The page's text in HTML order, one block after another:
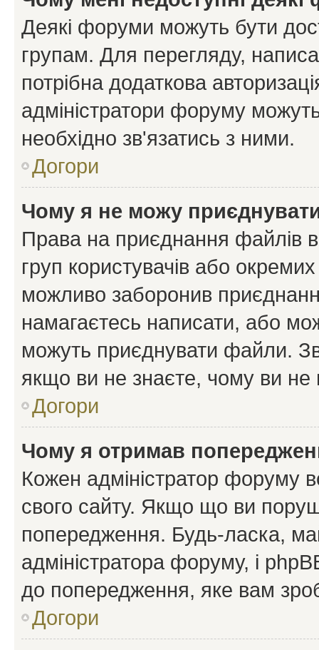
Деякі форуми можуть бути
групам. Для перегляду,
потрібна додаткова
адміністратори форуму
необхідно зв'язатись з ними.
Догори
Чому я не можу
Права на приєднання файлів
груп користувачів або
можливо заборонив
намагаєтесь написати, або
можуть приєднувати файли.
якщо ви не знаєте, чому ви
Догори
Чому я отримав
Кожен адміністратор форуму
свого сайту. Якщо що ви
попередження. Будь-ласка,
адміністратора форуму, і
до попередження, яке вам
Догори